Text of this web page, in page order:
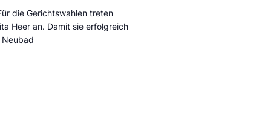
die Gerichtswahlen treten
Heer an. Damit sie erfolgreich
Neubad